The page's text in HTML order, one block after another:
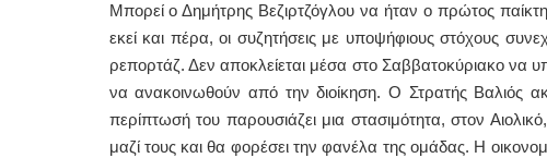
Μπορεί ο Δημήτρης Βεζιρτζόγλου να ήταν ο πρώτος
εκεί και πέρα, οι συζητήσεις με υποψήφιους στόχους
ρεπορτάζ. Δεν αποκλείεται μέσα στο Σαββατοκύριακο να
να ανακοινωθούν από την διοίκηση. Ο Στρατής Βαλιός
περίπτωσή του παρουσιάζει μια στασιμότητα, στον
μαζί τους και θα φορέσει την φανέλα της ομάδας. Η